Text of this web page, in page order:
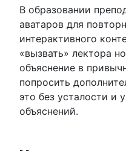
В образовании
аватаров для
интерактивного
«вызвать» лектора
объяснение в
попросить
это без усталости и
объяснений.